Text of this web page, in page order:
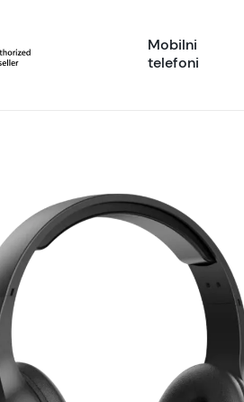
Mobilni
telefoni